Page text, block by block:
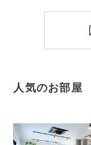
人気のお部屋